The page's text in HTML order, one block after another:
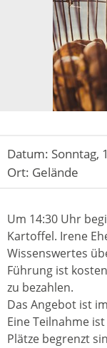
Datum: Sonntag,
Ort: Gelände
Um 14:30 Uhr
Kartoffel. Irene
Wissenswertes
Führung ist
zu bezahlen.
Das Angebot ist
Eine Teilnahme
Plätze begrenzt